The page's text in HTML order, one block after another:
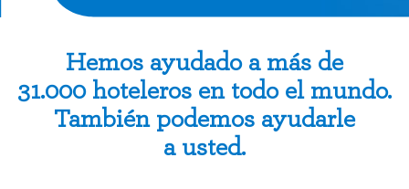
Hemos ayudado a más de
31.000 hoteleros en todo el mundo.
También podemos ayudarle
a usted.